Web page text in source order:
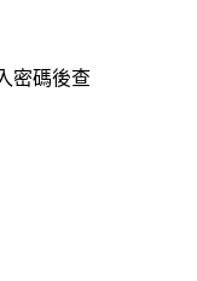
密碼後查